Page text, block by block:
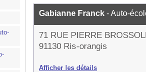
Gabianne Franck - Auto-
71 RUE PIERRE
91130 Ris-orangis
Afficher les détails